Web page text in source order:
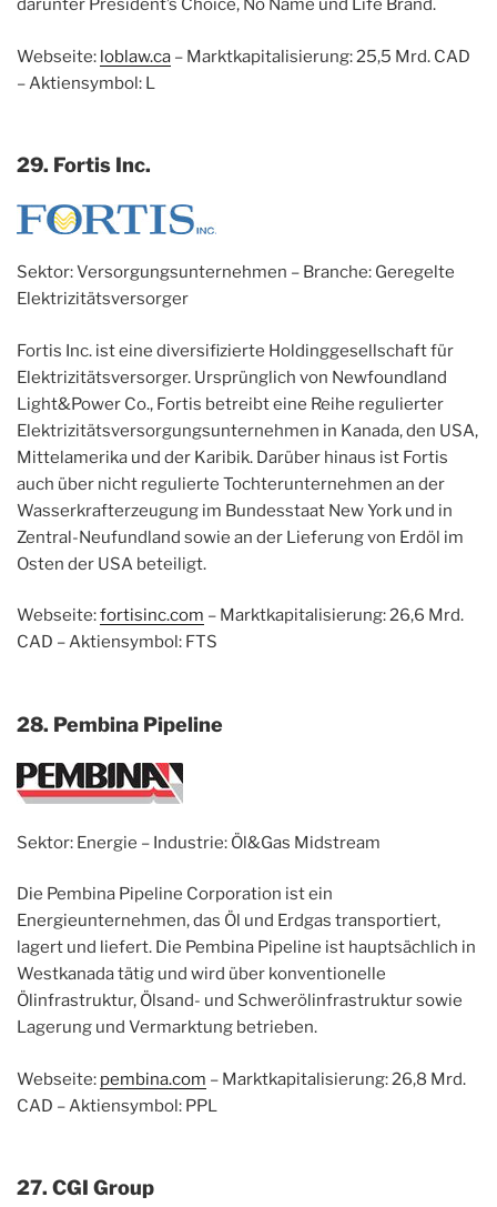
darunter President’s Choice, No Name und Life Brand.
Webseite: loblaw.ca – Marktkapitalisierung: 25,5 Mrd. CAD
– Aktiensymbol: L
29. Fortis Inc.
Sektor: Versorgungsunternehmen – Branche: Geregelte
Elektrizitätsversorger
Fortis Inc. ist eine diversifizierte Holdinggesellschaft für
Elektrizitätsversorger. Ursprünglich von Newfoundland
Light&Power Co., Fortis betreibt eine Reihe regulierter
Elektrizitätsversorgungsunternehmen in Kanada, den USA,
Mittelamerika und der Karibik. Darüber hinaus ist Fortis
auch über nicht regulierte Tochterunternehmen an der
Wasserkrafterzeugung im Bundesstaat New York und in
Zentral-Neufundland sowie an der Lieferung von Erdöl im
Osten der USA beteiligt.
Webseite:fortisinc.com – Marktkapitalisierung: 26,6 Mrd.
CAD – Aktiensymbol: FTS
28. Pembina Pipeline
Sektor: Energie – Industrie: Öl&Gas Midstream
Die Pembina Pipeline Corporation ist ein
Energieunternehmen, das Öl und Erdgas transportiert,
lagert und liefert. Die Pembina Pipeline ist hauptsächlich in
Westkanada tätig und wird über konventionelle
Ölinfrastruktur, Ölsand- und Schwerölinfrastruktur sowie
Lagerung und Vermarktung betrieben.
Webseite: pembina.com – Marktkapitalisierung: 26,8 Mrd.
CAD – Aktiensymbol: PPL
27. CGI Group